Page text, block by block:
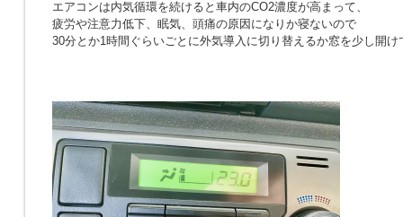
エアコンは内気循環を続けると車内のCO2濃度が高まって、
疲労や注意力低下、眠気、頭痛の原因になりか寝ないので
30分とか1時間ぐらいごとに外気導入に切り替えるか窓を少し開け